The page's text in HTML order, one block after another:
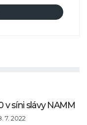
síni slávy NAMM
7. 2022